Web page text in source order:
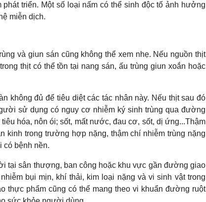
triển. Một số loại nấm có thể sinh độc tố ảnh hưởng
miễn dịch.
và giun sán cũng không thể xem nhẹ. Nếu nguồn thịt
thịt có thể tồn tại nang sán, ấu trùng giun xoắn hoặc
không đủ để tiêu diệt các tác nhân này. Nếu thịt sau đó
sử dụng có nguy cơ nhiễm ký sinh trùng qua đường
hóa, nôn ói; sốt, mất nước, đau cơ, sốt, dị ứng...Thậm
kinh trong trường hợp nặng, thậm chí nhiễm trùng nặng
bệnh nền.
tại sân thượng, ban công hoặc khu vực gần đường giao
bụi mịn, khí thải, kim loại nặng và vi sinh vật trong
thực phẩm cũng có thể mang theo vi khuẩn đường ruột